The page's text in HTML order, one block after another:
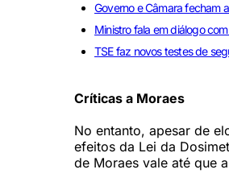
Governo e Câmara fecham
Ministro fala em diálogo
TSE faz novos testes de
Críticas a Moraes
No entanto, apesar de
efeitos da Lei da
de Moraes vale até que